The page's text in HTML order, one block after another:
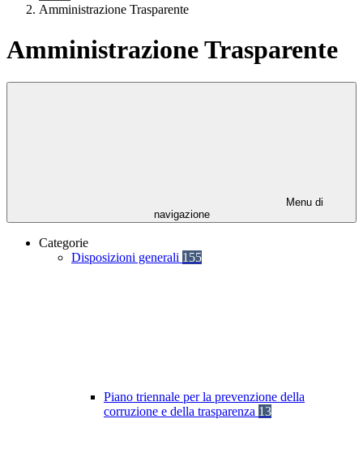
Amministrazione Trasparente
Amministrazione Trasparente
Menu di
navigazione
Categorie
Disposizioni generali 155
Piano triennale per la prevenzione della
corruzione e della trasparenza 13